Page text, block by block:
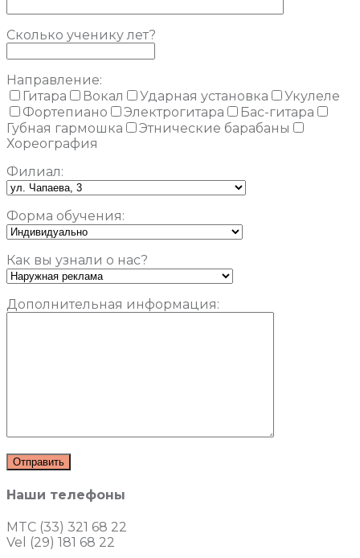
Сколько ученику лет?
Направление:
Гитара
Вокал Ударная установка
Укулеле
Фортепиано
Электрогитара
Бас-гитара
Губная гармошка
Этнические барабаны
Хореография
Филиал:
Форма обучения:
Как вы узнали о нас?
Дополнительная информация:
Наши телефоны
MTC (33) 321 68 22
Vel (29) 181 68 22